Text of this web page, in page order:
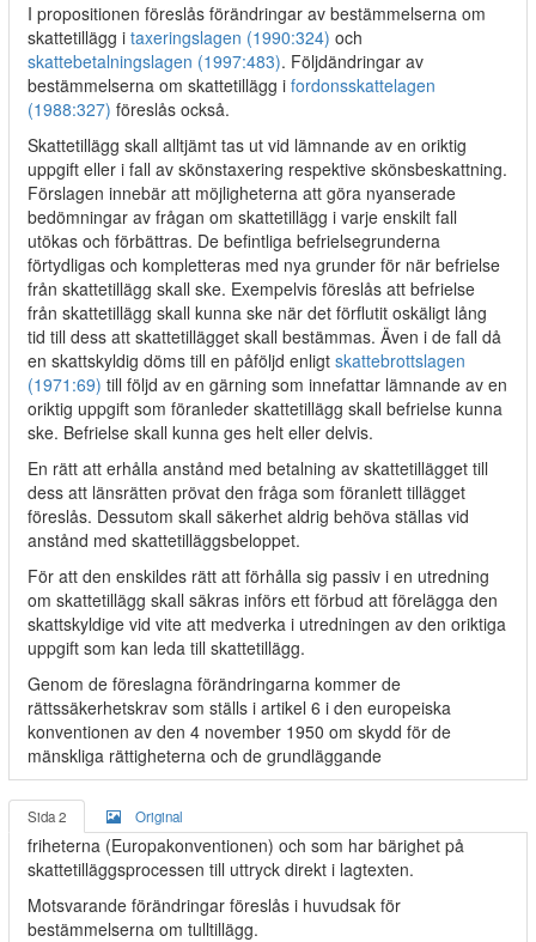
I propositionen föreslås förändringar av bestämmelserna om
skattetillägg i taxeringslagen (1990:324) och
skattebetalningslagen (1997:483). Följdändringar av
bestämmelserna om skattetillägg i fordonsskattelagen
(1988:327) föreslås också.
Skattetillägg skall alltjämt tas ut vid lämnande av en oriktig
uppgift eller i fall av skönstaxering respektive skönsbeskattning.
Förslagen innebär att möjligheterna att göra nyanserade
bedömningar av frågan om skattetillägg i varje enskilt fall
utökas och förbättras. De befintliga befrielsegrunderna
förtydligas och kompletteras med nya grunder för när befrielse
från skattetillägg skall ske. Exempelvis föreslås att befrielse
från skattetillägg skall kunna ske när det förflutit oskäligt lång
tid till dess att skattetillägget skall bestämmas. Även i de fall då
en skattskyldig döms till en påföljd enligt skattebrottslagen
(1971:69) till följd av en gärning som innefattar lämnande av en
oriktig uppgift som föranleder skattetillägg skall befrielse kunna
ske. Befrielse skall kunna ges helt eller delvis.
En rätt att erhålla anstånd med betalning av skattetillägget till
dess att länsrätten prövat den fråga som föranlett tillägget
föreslås. Dessutom skall säkerhet aldrig behöva ställas vid
anstånd med skattetilläggsbeloppet.
För att den enskildes rätt att förhålla sig passiv i en utredning
om skattetillägg skall säkras införs ett förbud att förelägga den
skattskyldige vid vite att medverka i utredningen av den oriktiga
uppgift som kan leda till skattetillägg.
Genom de föreslagna förändringarna kommer de
rättssäkerhetskrav som ställs i artikel 6 i den europeiska
konventionen av den 4 november 1950 om skydd för de
mänskliga rättigheterna och de grundläggande
Sida 2 Original
friheterna (Europakonventionen) och som har bärighet på
skattetilläggsprocessen till uttryck direkt i lagtexten.
Motsvarande förändringar föreslås i huvudsak för
bestämmelserna om tulltillägg.